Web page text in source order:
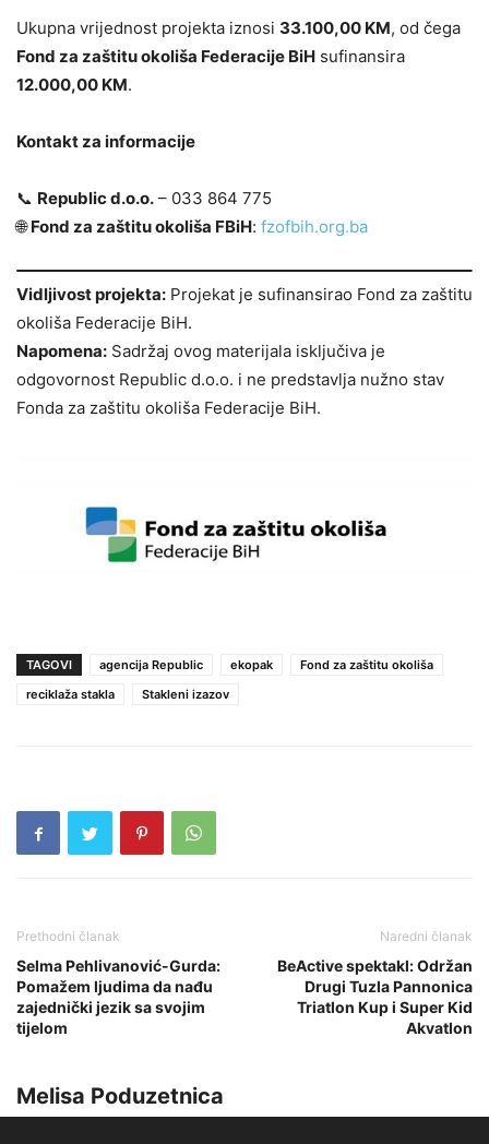
Ukupna vrijednost projekta iznosi 33.100,00 KM, od čega
Fond za zaštitu okoliša Federacije BiH sufinansira
12.000,00 KM.
Kontakt za informacije
📞 Republic d.o.o. – 033 864 775
🌐Fond za zaštitu okoliša FBiH: fzofbih.org.ba
Vidljivost projekta: Projekat je sufinansirao Fond za zaštitu
okoliša Federacije BiH.
Napomena: Sadržaj ovog materijala isključiva je
odgovornost Republic d.o.o. i ne predstavlja nužno stav
Fonda za zaštitu okoliša Federacije BiH.
TAGOVI agencija Republic ekopak
Fond za zaštitu okoliša
reciklaža stakla
Stakleni izazov
Prethodni članak
Selma Pehlivanović-Gurda:
Pomažem ljudima da nađu
zajednički jezik sa svojim
tijelom
Naredni članak
BeActive spektakl: Održan
Drugi Tuzla Pannonica
Triatlon Kup i Super Kid
Akvatlon
Melisa Poduzetnica